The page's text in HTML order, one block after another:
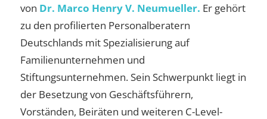
von Dr. Marco Henry V. Neumueller. Er gehört
zu den profilierten Personalberatern
Deutschlands mit Spezialisierung auf
Familienunternehmen und
Stiftungsunternehmen. Sein Schwerpunkt liegt in
der Besetzung von Geschäftsführern,
Vorständen, Beiräten und weiteren C-Level-